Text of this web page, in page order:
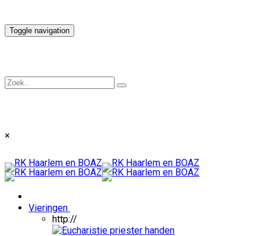
Toggle navigation
×
Vieringen
http://